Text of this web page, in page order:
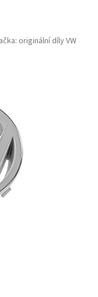
originální díly VW